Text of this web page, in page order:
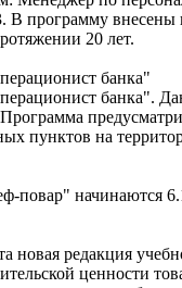
В программу
20 лет.
банка"
банка".
пунктов на
повар" начинаются
новая редакция
ценности